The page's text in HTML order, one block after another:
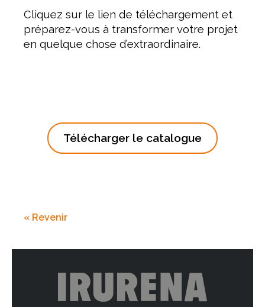
Cliquez sur le lien de téléchargement et
préparez-vous à transformer votre projet
en quelque chose d’extraordinaire.
Télécharger le catalogue
« Revenir